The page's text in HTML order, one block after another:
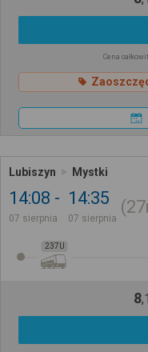
Cena
Lubiszyn Mystki
14:08
07 sierpnia
14:35
07 sierpnia
237U
8,